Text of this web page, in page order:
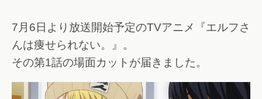
7月6日より放送開始予定のTVアニメ『エルフさ
んは痩せられない。』。
その第1話の場面カットが届きました。